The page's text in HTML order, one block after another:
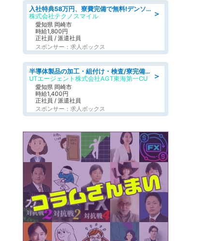
＞
入社特典58万円、寮費完備で無料!デンソーで働こう!自動車工場で小型部品の検査業務 denso aichi
株式会社テクノスマイル
愛知県 岡崎市
時給1,800円
正社員 / 派遣社員
スポンサー：求人ボックス
＞
半導体製品の加工・組付け・検査/寮完備/日勤/日払い/工場・製造
UTエージェント株式会社AGT東海第一CU
愛知県 岡崎市
時給1,400円
正社員 / 派遣社員
スポンサー：求人ボックス